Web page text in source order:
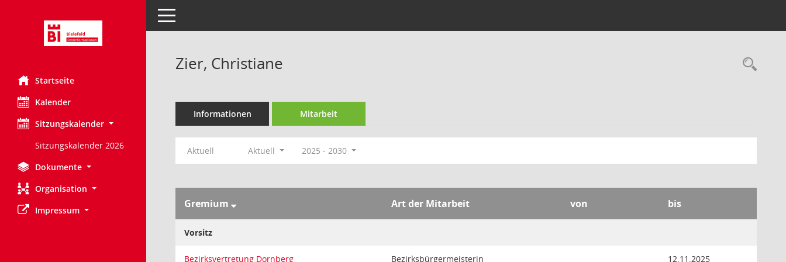
Startseite
Kalender
Sitzungskalender
Sitzungskalender 2026
Dokumente
Organisation
Impressum
Toggle navigation
Zier, Christiane
Informationen Mitarbeit
Aktuell Aktuell 2025 - 2030
Gremium Art der Mitarbeit von bis
Vorsitz
Bezirksvertretung Dornberg Bezirksbürgermeisterin 12.11.2025